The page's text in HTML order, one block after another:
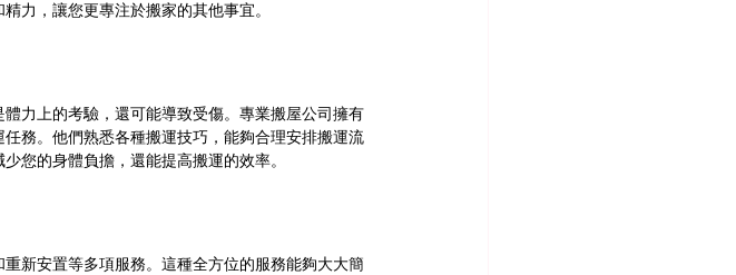
力，讓您更專注於搬家的其他事宜。
力上的考驗，還可能導致受傷。專業搬屋公司擁有
務。他們熟悉各種搬運技巧，能夠合理安排搬運流
您的身體負擔，還能提高搬運的效率。
新安置等多項服務。這種全方位的服務能夠大大簡